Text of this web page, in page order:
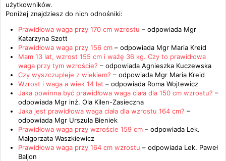
użytkowników.
Poniżej znajdziesz do nich odnośniki:
Prawidłowa waga przy 170 cm wzrostu – odpowiada Mgr
Katarzyna Szott
Prawidłowa waga przy 156 cm – odpowiada Mgr Maria Kreid
Mam 13 lat, wzrost 155 cm i ważę 36 kg. Czy to prawidłowa
waga przy tym wzroście? – odpowiada Agnieszka Kuczewska
Czy wyszczupleje z wiekiem? – odpowiada Mgr Maria Kreid
Wzrost i waga a wiek 14 lat – odpowiada Roma Wojtewicz
Jaka powinna być prawidłowa waga ciała dla 150 cm wzrostu? –
odpowiada Mgr inż. Ola Kilen-Zasieczna
Jaka jest prawidłowa waga ciała dla wzrostu 164 cm? –
odpowiada Mgr Urszula Bieniek
Prawidłowa waga przy wzroście 159 cm – odpowiada Lek.
Małgorzata Waszkiewicz
Prawidłowa waga przy 164 cm wzrostu – odpowiada Lek. Paweł
Baljon